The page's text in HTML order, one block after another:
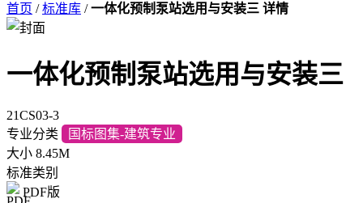
首页 / 标准库 / 一体化预制泵站选用与安装三 详情
一体化预制泵站选用与安装三
21CS03-3
专业分类
国标图集-建筑专业
大小 8.45M
标准类别
PDF版